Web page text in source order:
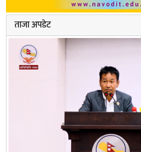
ताजा अपडेट